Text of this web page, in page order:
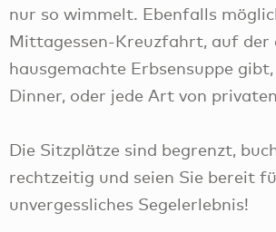
nur so wimmelt. Ebenfalls
Mittagessen-Kreuzfahrt, auf der
hausgemachte Erbsensuppe
Dinner, oder jede Art von
Die Sitzplätze sind begrenzt,
rechtzeitig und seien Sie bereit
unvergessliches Segelerlebnis!